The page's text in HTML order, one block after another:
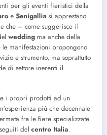
per gli eventi fieristici della
e Senigallia si apprestano
che – come suggerisce il
wedding ma anche della
manifestazioni propongono
e strumento, ma soprattutto
di settore inerenti il
i propri prodotti ad un
più che decennale
fra le fiere specializzate
del centro Italia.